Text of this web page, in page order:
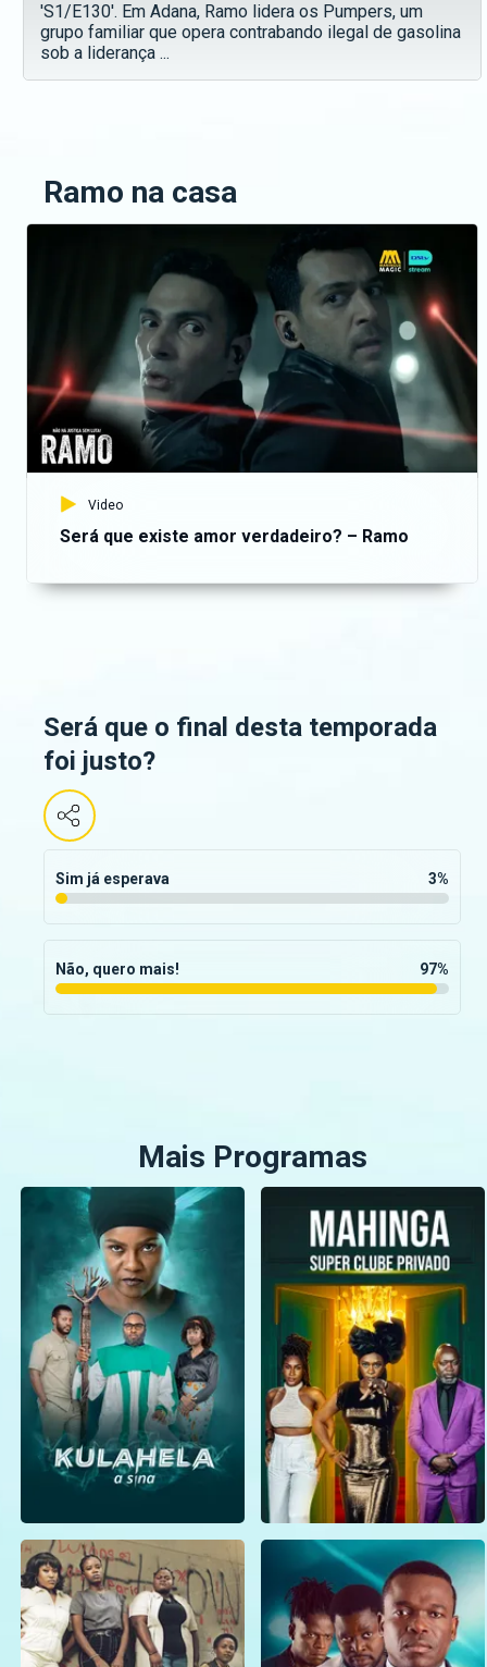
'S1/E130'. Em Adana, Ramo lidera os Pumpers, um
grupo familiar que opera contrabando ilegal de gasolina
sob a liderança ...
Ramo na casa
Video
Será que existe amor verdadeiro? – Ramo
Será que o final desta temporada
foi justo?
Sim já esperava 3%
Não, quero mais! 97%
Mais Programas